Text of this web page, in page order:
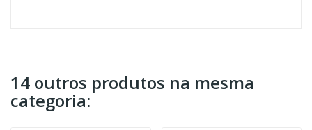
14 outros produtos na mesma
categoria: